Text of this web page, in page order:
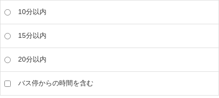
10分以内
15分以内
20分以内
バス停からの時間を含む